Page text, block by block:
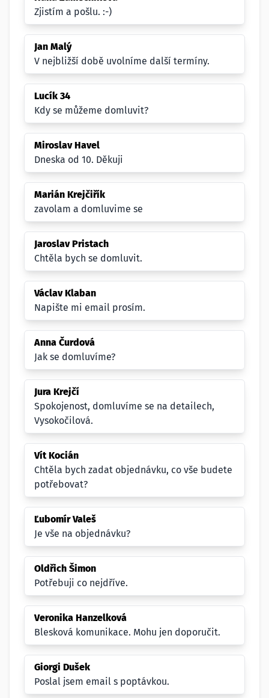
Zjistím a pošlu. :-)
Jan Malý
V nejbližší době uvolníme další termíny.
Lucík 34
Kdy se můžeme domluvit?
Miroslav Havel
Dneska od 10. Děkuji
Marián Krejčiřík
zavolam a domluvime se
Jaroslav Pristach
Chtěla bych se domluvit.
Václav Klaban
Napište mi email prosím.
Anna Čurdová
Jak se domluvíme?
Jura Krejčí
Spokojenost, domluvíme se na detailech,
Vysokočilová.
Vít Kocián
Chtěla bych zadat objednávku, co vše budete
potřebovat?
Ľubomír Valeš
Je vše na objednávku?
Oldřich Šimon
Potřebuji co nejdříve.
Veronika Hanzelková
Blesková komunikace. Mohu jen doporučit.
Giorgi Dušek
Poslal jsem email s poptávkou.